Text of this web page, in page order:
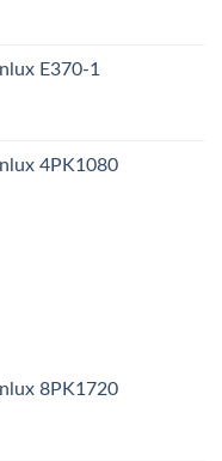
E370-1
4PK1080
8PK1720